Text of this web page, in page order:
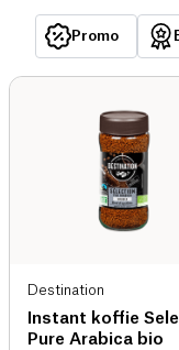
Promo
Destination
Instant koffie
Pure Arabica bio